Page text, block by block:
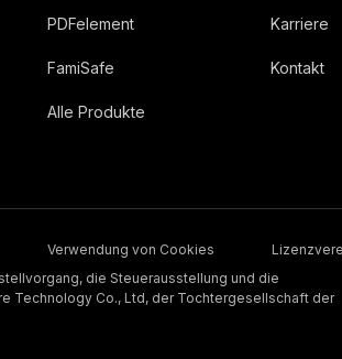
PDFelement
FamiSafe
Alle Produkte
Karriere
Kontakt
Verwendung von Cookies
die Steuerausstellung und die
Technology Co., Ltd, der Tochtergesellschaft der